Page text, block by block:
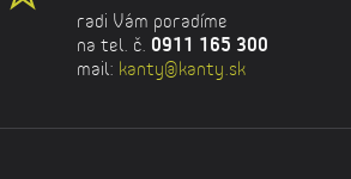
radi Vám poradíme
na tel. č. 0911 165 300
mail: kanty@kanty.sk